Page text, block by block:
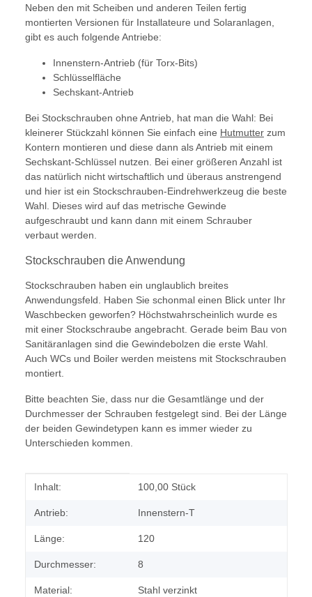
Neben den mit Scheiben und anderen Teilen fertig
montierten Versionen für Installateure und Solaranlagen,
gibt es auch folgende Antriebe:
Innenstern-Antrieb (für Torx-Bits)
Schlüsselfläche
Sechskant-Antrieb
Bei Stockschrauben ohne Antrieb, hat man die Wahl: Bei
kleinerer Stückzahl können Sie einfach eine Hutmutter zum
Kontern montieren und diese dann als Antrieb mit einem
Sechskant-Schlüssel nutzen. Bei einer größeren Anzahl ist
das natürlich nicht wirtschaftlich und überaus anstrengend
und hier ist ein Stockschrauben-Eindrehwerkzeug die beste
Wahl. Dieses wird auf das metrische Gewinde
aufgeschraubt und kann dann mit einem Schrauber
verbaut werden.
Stockschrauben die Anwendung
Stockschrauben haben ein unglaublich breites
Anwendungsfeld. Haben Sie schonmal einen Blick unter Ihr
Waschbecken geworfen? Höchstwahrscheinlich wurde es
mit einer Stockschraube angebracht. Gerade beim Bau von
Sanitäranlagen sind die Gewindebolzen die erste Wahl.
Auch WCs und Boiler werden meistens mit Stockschrauben
montiert.
Bitte beachten Sie, dass nur die Gesamtlänge und der
Durchmesser der Schrauben festgelegt sind. Bei der Länge
der beiden Gewindetypen kann es immer wieder zu
Unterschieden kommen.
Produkteigenschaft
Wert
Inhalt: 100,00 Stück
Antrieb: Innenstern-T
Länge: 120
Durchmesser: 8
Material: Stahl verzinkt